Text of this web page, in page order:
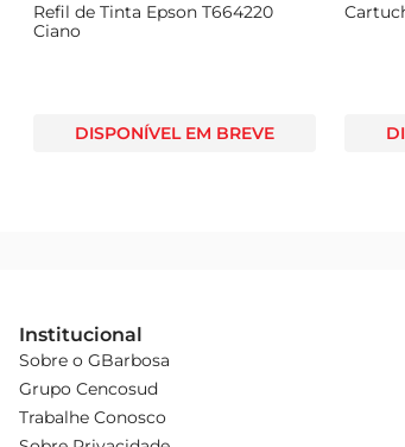
Refil de Tinta Epson T664220
Ciano
DISPONÍVEL EM BREVE
Institucional
Sobre o GBarbosa
Grupo Cencosud
Trabalhe Conosco